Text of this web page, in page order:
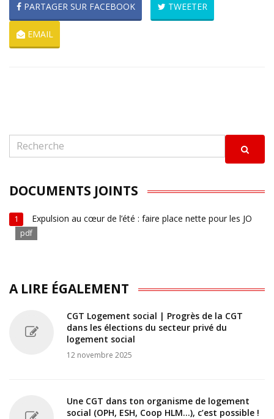
PARTAGER SUR FACEBOOK TWEETER
EMAIL
DOCUMENTS JOINTS
1 Expulsion au cœur de l’été : faire place nette pour les JO
pdf
A LIRE ÉGALEMENT
CGT Logement social | Progrès de la CGT
dans les élections du secteur privé du
logement social
12 novembre 2025
Une CGT dans ton organisme de logement
social (OPH, ESH, Coop HLM...), c’est possible !